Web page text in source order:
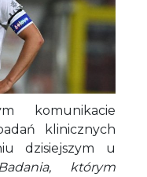
komunikacie
klinicznych
dzisiejszym u
Badania, którym